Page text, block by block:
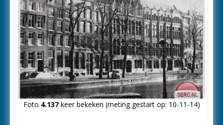
Foto 4.137keer bekeken (meting gestart op: 10-11-14)